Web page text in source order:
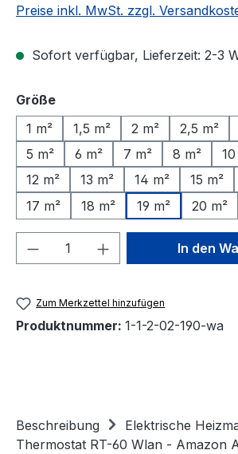
Preise inkl. MwSt. zzgl.
Sofort verfügbar, Lieferzeit: 2-3
Größeauswählen
1 m²
1,5 m² 2 m² 2,5 m²
5 m²
6 m² 7 m² 8 m²
12 m²
13 m² 14 m² 15 m²
17 m²
18 m² 19 m² 20 m²
Produkt Anzahl: GibIn den
Zum Merkzettel hinzufügen
Produktnummer: 1-1-2-02-190-wa
Beschreibung
Elektrische
Thermostat RT-60 Wlan - Amazon